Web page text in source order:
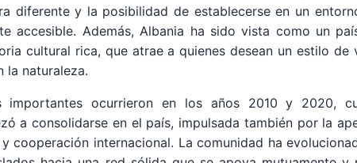
diferente y la posibilidad de establecerse en un
accesible. Además, Albania ha sido vista como un
cultural rica, que atrae a quienes desean un estilo de
la naturaleza.
importantes ocurrieron en los años 2010 y 2020,
a consolidarse en el país, impulsada también por la
cooperación internacional. La comunidad ha